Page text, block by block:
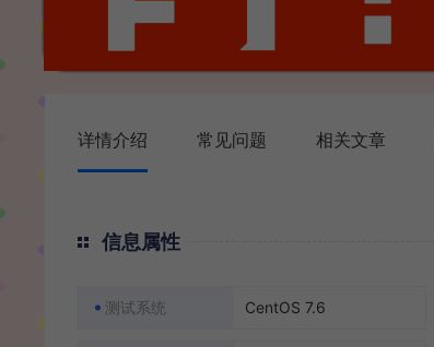
详情介绍 常见问题 相关文章
信息属性
测试系统 CentOS 7.6